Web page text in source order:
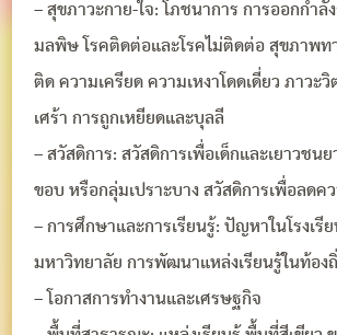
– สุขภาวะกาย-ใจ: โภชนาการ การออกกำลั
มลพิษ โรคติดต่อและโรคไม่ติดต่อ สุขภาพท
ติด ความเครียด ความเหงาโดดเดี่ยว ภาวะ
เศร้า การถูกเหยียดและบุลลี
– สวัสดิการ: สวัสดิการเพื่อเด็กและเยาวชน
ขอบ หรือกลุ่มเปราะบาง สวัสดิการเพื่อลดค
– การศึกษาและการเรียนรู้: ปัญหาในโรงเรี
มหาวิทยาลัย การพัฒนาแหล่งเรียนรู้ในท้อง
– โอกาสการทำงานและเศรษฐกิจ